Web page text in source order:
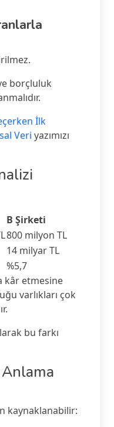
borçluluk
İlk
Veri yazımızı
B Şirketi
800 milyon TL
14 milyar TL
%5,7
kâr etmesine
varlıkları çok
bu farkı
kaynaklanabilir: